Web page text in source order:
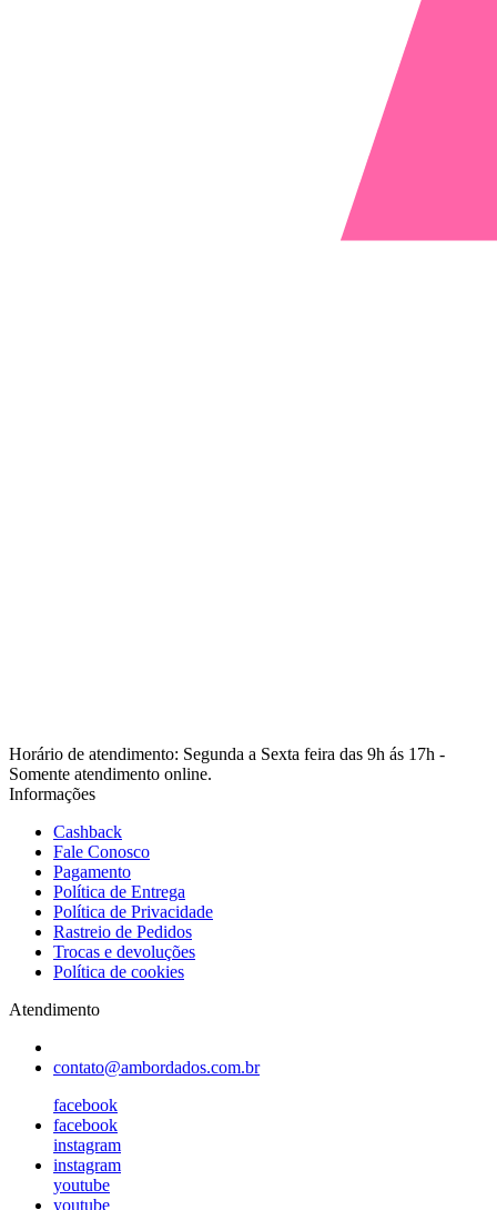
Horário de atendimento: Segunda a Sexta feira das 9h ás 17h -
Somente atendimento online.
Informações
Cashback
Fale Conosco
Pagamento
Política de Entrega
Política de Privacidade
Rastreio de Pedidos
Trocas e devoluções
Política de cookies
Atendimento
contato@ambordados.com.br
facebook
facebook
instagram
instagram
youtube
youtube